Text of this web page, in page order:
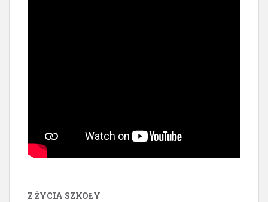
Z ŻYCIA SZKOŁY